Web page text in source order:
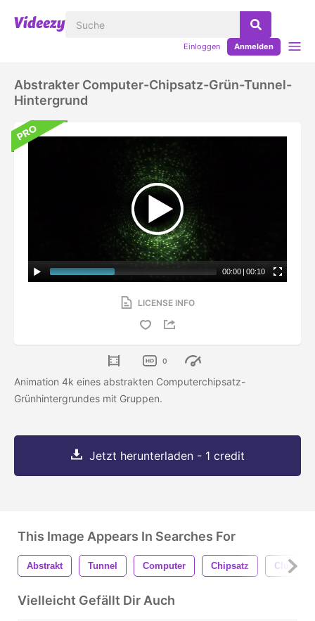
Einloggen Anmelden
Abstrakter Computer-Chipsatz-Grün-Tunnel-
Hintergrund
00:00 | 00:10
LICENSE INFO
0
Animation 4k eines abstrakten Computerchipsatz-
Grünhintergrundes mit Gruppen.
Jetzt herunterladen - 1 credit
This Image Appears In Searches For
Abstrakt Tunnel Computer Chipsatz Cluster
Vielleicht Gefällt Dir Auch